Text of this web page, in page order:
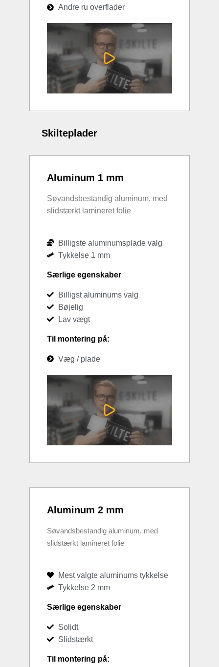
Andre ru overflader
Skilteplader
Aluminum 1 mm
Søvandsbestandig aluminum, med
slidstærkt lamineret folie
Billigste aluminumsplade valg
Tykkelse 1 mm
Særlige egenskaber
Billigst aluminums valg
Bøjelig
Lav vægt
Til montering på:
Væg / plade
Aluminum 2 mm
Søvandsbestandig aluminum, med
slidstærkt lamineret folie
Mest valgte aluminums tykkelse
Tykkelse 2 mm
Særlige egenskaber
Solidt
Slidstærkt
Til montering på: